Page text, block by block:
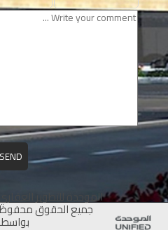
جميع الحقوق